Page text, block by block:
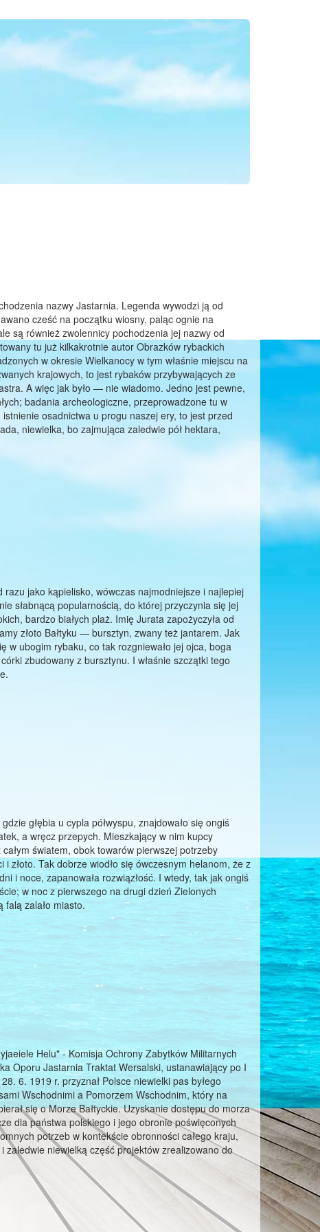
nazwy Jastarnia. Legenda wywodzi ją od
cześć na początku wiosny, paląc ognie na
są również zwolennicy pochodzenia jej nazwy od
tu już kilkakrotnie autor Obrazków rybackich
w okresie Wielkanocy w tym właśnie miejscu na
krajowych, to jest rybaków przybywających ze
A więc jak było — nie wiadomo. Jedno jest pewne,
badania archeologiczne, przeprowadzone tu w
osadnictwa u progu naszej ery, to jest przed
niewielka, bo zajmująca zaledwie pół hektara,
jako kąpielisko, wówczas najmodniejsze i najlepiej
słabnącą popularnością, do której przyczynia się jej
bardzo białych plaż. Imię Jurata zapożyczyła od
złoto Bałtyku — bursztyn, zwany też jantarem. Jak
w ubogim rybaku, co tak rozgniewało jej ojca, boga
zbudowany z bursztynu. I właśnie szczątki tego
głębia u cypla półwyspu, znajdowało się ongiś
a wręcz przepych. Mieszkający w nim kupcy
światem, obok towarów pierwszej potrzeby
złoto. Tak dobrze wiodło się ówczesnym helanom, że z
i noce, zapanowała rozwiązłość. I wtedy, tak jak ongiś
w noc z pierwszego na drugi dzień Zielonych
falą zalało miasto.
Helu" - Komisja Ochrony Zabytków Militarnych
Oporu Jastarnia Traktat Wersalski, ustanawiający po I
6. 1919 r. przyznał Polsce niewielki pas byłego
Wschodnimi a Pomorzem Wschodnim, który na
się o Morze Bałtyckie. Uzyskanie dostępu do morza
dla państwa polskiego i jego obronie poświęconych
potrzeb w kontekście obronności całego kraju,
zaledwie niewielką część projektów zrealizowano do